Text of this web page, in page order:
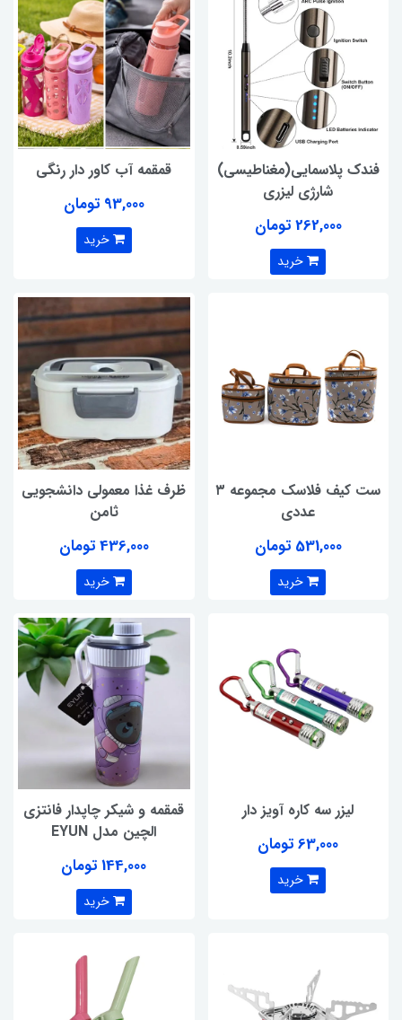
فندک پلاسمایی(مغناطیسی)
شارژی لیزری
262,000 تومان
خرید
قمقمه آب کاور دار رنگی
93,000 تومان
خرید
ست کیف فلاسک مجموعه ۳
عددی
531,000 تومان
خرید
ظرف غذا معمولی دانشجویی
ثامن
436,000 تومان
خرید
لیزر سه کاره آویز دار
63,000 تومان
خرید
قمقمه و شیکر چاپدار فانتزی
الچین مدل EYUN
144,000 تومان
خرید